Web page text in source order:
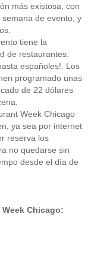
más existosa, con
de evento, y
tiene la
de restaurantes:
españoles!. Los
programado unas
de 22 dólares
Week Chicago
ya sea por internet
reserva los
no quedarse sin
desde el día de
Chicago: